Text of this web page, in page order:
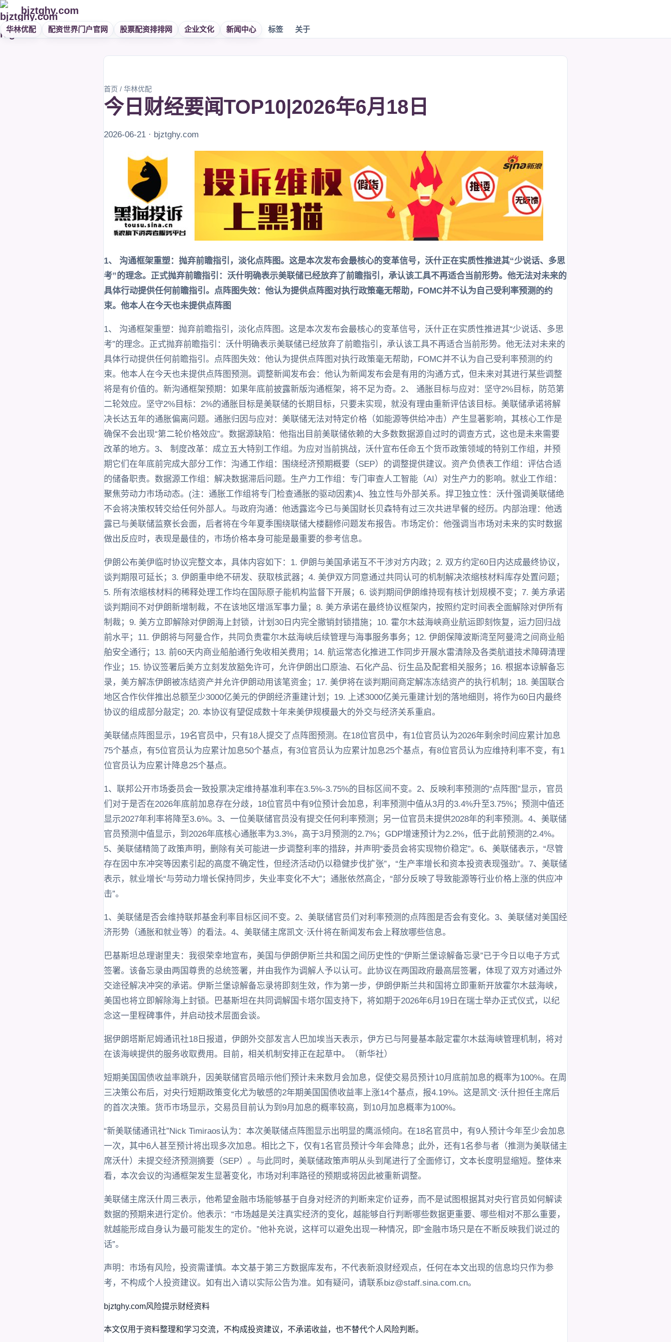
bjztghy.com
华林优配 配资世界门户官网 股票配资排排网 企业文化 新闻中心 标签 关于
首页 / 华林优配
今日财经要闻TOP10|2026年6月18日
2026-06-21 · bjztghy.com
1、 沟通框架重塑：抛弃前瞻指引，淡化点阵图。这是本次发布会最核心的变革信号，沃什正在实质性推进其“少说话、多思
考”的理念。正式抛弃前瞻指引：沃什明确表示美联储已经放弃了前瞻指引，承认该工具不再适合当前形势。他无法对未来的
具体行动提供任何前瞻指引。点阵图失效：他认为提供点阵图对执行政策毫无帮助，FOMC并不认为自己受利率预测的约
束。他本人在今天也未提供点阵图
1、 沟通框架重塑：抛弃前瞻指引，淡化点阵图。这是本次发布会最核心的变革信号，沃什正在实质性推进其“少说话、多思
考”的理念。正式抛弃前瞻指引：沃什明确表示美联储已经放弃了前瞻指引，承认该工具不再适合当前形势。他无法对未来的
具体行动提供任何前瞻指引。点阵图失效：他认为提供点阵图对执行政策毫无帮助，FOMC并不认为自己受利率预测的约
束。他本人在今天也未提供点阵图预测。调整新闻发布会：他认为新闻发布会是有用的沟通方式，但未来对其进行某些调整
将是有价值的。新沟通框架预期：如果年底前披露新版沟通框架，将不足为奇。2、 通胀目标与应对：坚守2%目标，防范第
二轮效应。坚守2%目标：2%的通胀目标是美联储的长期目标，只要未实现，就没有理由重新评估该目标。美联储承诺将解
决长达五年的通胀偏离问题。通胀归因与应对：美联储无法对特定价格（如能源等供给冲击）产生显著影响，其核心工作是
确保不会出现“第二轮价格效应”。数据源缺陷：他指出目前美联储依赖的大多数数据源自过时的调查方式，这也是未来需要
改革的地方。3、 制度改革：成立五大特别工作组。为应对当前挑战，沃什宣布任命五个货币政策领域的特别工作组，并预
期它们在年底前完成大部分工作：沟通工作组：围绕经济预期概要（SEP）的调整提供建议。资产负债表工作组：评估合适
的储备职责。数据源工作组：解决数据滞后问题。生产力工作组：专门审查人工智能（AI）对生产力的影响。就业工作组：
聚焦劳动力市场动态。(注：通胀工作组将专门检查通胀的驱动因素)4、独立性与外部关系。捍卫独立性：沃什强调美联储绝
不会将决策权转交给任何外部人。与政府沟通：他透露迄今已与美国财长贝森特有过三次共进早餐的经历。内部治理：他透
露已与美联储监察长会面，后者将在今年夏季围绕联储大楼翻修问题发布报告。市场定价：他强调当市场对未来的实时数据
做出反应时，表现是最佳的，市场价格本身可能是最重要的参考信息。
伊朗公布美伊临时协议完整文本，具体内容如下：1. 伊朗与美国承诺互不干涉对方内政；2. 双方约定60日内达成最终协议，
谈判期限可延长；3. 伊朗重申绝不研发、获取核武器；4. 美伊双方同意通过共同认可的机制解决浓缩核材料库存处置问题；
5. 所有浓缩核材料的稀释处理工作均在国际原子能机构监督下开展；6. 谈判期间伊朗维持现有核计划规模不变；7. 美方承诺
谈判期间不对伊朗新增制裁，不在该地区增派军事力量；8. 美方承诺在最终协议框架内，按照约定时间表全面解除对伊所有
制裁；9. 美方立即解除对伊朗海上封锁，计划30日内完全撤销封锁措施；10. 霍尔木兹海峡商业航运即刻恢复，运力回归战
前水平；11. 伊朗将与阿曼合作，共同负责霍尔木兹海峡后续管理与海事服务事务；12. 伊朗保障波斯湾至阿曼湾之间商业船
舶安全通行；13. 前60天内商业船舶通行免收相关费用；14. 航运常态化推进工作同步开展水雷清除及各类航道技术障碍清理
作业；15. 协议签署后美方立刻发放豁免许可，允许伊朗出口原油、石化产品、衍生品及配套相关服务；16. 根据本谅解备忘
录，美方解冻伊朗被冻结资产并允许伊朗动用该笔资金；17. 美伊将在谈判期间商定解冻冻结资产的执行机制；18. 美国联合
地区合作伙伴推出总额至少3000亿美元的伊朗经济重建计划；19. 上述3000亿美元重建计划的落地细则，将作为60日内最终
协议的组成部分敲定；20. 本协议有望促成数十年来美伊规模最大的外交与经济关系重启。
美联储点阵图显示，19名官员中，只有18人提交了点阵图预测。在18位官员中，有1位官员认为2026年剩余时间应累计加息
75个基点，有5位官员认为应累计加息50个基点，有3位官员认为应累计加息25个基点，有8位官员认为应维持利率不变，有1
位官员认为应累计降息25个基点。
1、联邦公开市场委员会一致投票决定维持基准利率在3.5%-3.75%的目标区间不变。2、反映利率预测的“点阵图”显示，官员
们对于是否在2026年底前加息存在分歧，18位官员中有9位预计会加息，利率预测中值从3月的3.4%升至3.75%；预测中值还
显示2027年利率将降至3.6%。3、一位美联储官员没有提交任何利率预测；另一位官员未提供2028年的利率预测。4、美联储
官员预测中值显示，到2026年底核心通胀率为3.3%，高于3月预测的2.7%；GDP增速预计为2.2%，低于此前预测的2.4%。
5、美联储精简了政策声明，删除有关可能进一步调整利率的措辞，并声明“委员会将实现物价稳定”。6、美联储表示，“尽管
存在因中东冲突等因素引起的高度不确定性，但经济活动仍以稳健步伐扩张”，“生产率增长和资本投资表现强劲”。7、美联储
表示，就业增长“与劳动力增长保持同步，失业率变化不大”；通胀依然高企，“部分反映了导致能源等行业价格上涨的供应冲
击”。
1、美联储是否会维持联邦基金利率目标区间不变。2、美联储官员们对利率预测的点阵图是否会有变化。3、美联储对美国经
济形势（通胀和就业等）的看法。4、美联储主席凯文·沃什将在新闻发布会上释放哪些信息。
巴基斯坦总理谢里夫：我很荣幸地宣布，美国与伊朗伊斯兰共和国之间历史性的“伊斯兰堡谅解备忘录”已于今日以电子方式
签署。该备忘录由两国尊贵的总统签署，并由我作为调解人予以认可。此协议在两国政府最高层签署，体现了双方对通过外
交途径解决冲突的承诺。伊斯兰堡谅解备忘录将即刻生效，作为第一步，伊朗伊斯兰共和国将立即重新开放霍尔木兹海峡，
美国也将立即解除海上封锁。巴基斯坦在共同调解国卡塔尔国支持下，将如期于2026年6月19日在瑞士举办正式仪式，以纪
念这一里程碑事件，并启动技术层面会谈。
据伊朗塔斯尼姆通讯社18日报道，伊朗外交部发言人巴加埃当天表示，伊方已与阿曼基本敲定霍尔木兹海峡管理机制，将对
在该海峡提供的服务收取费用。目前，相关机制安排正在起草中。（新华社）
短期美国国债收益率跳升，因美联储官员暗示他们预计未来数月会加息，促使交易员预计10月底前加息的概率为100%。在周
三决策公布后，对央行短期政策变化尤为敏感的2年期美国国债收益率上涨14个基点，报4.19%。这是凯文·沃什担任主席后
的首次决策。货币市场显示，交易员目前认为到9月加息的概率较高，到10月加息概率为100%。
“新美联储通讯社”Nick Timiraos认为：本次美联储点阵图显示出明显的鹰派倾向。在18名官员中，有9人预计今年至少会加息
一次，其中6人甚至预计将出现多次加息。相比之下，仅有1名官员预计今年会降息；此外，还有1名参与者（推测为美联储主
席沃什）未提交经济预测摘要（SEP）。与此同时，美联储政策声明从头到尾进行了全面修订，文本长度明显缩短。整体来
看，本次会议的沟通框架发生显著变化，市场对利率路径的预期或将因此被重新调整。
美联储主席沃什周三表示，他希望金融市场能够基于自身对经济的判断来定价证券，而不是试图根据其对央行官员如何解读
数据的预期来进行定价。他表示：“市场越是关注真实经济的变化，越能够自行判断哪些数据更重要、哪些相对不那么重要，
就越能形成自身认为最可能发生的定价。”他补充说，这样可以避免出现一种情况，即“金融市场只是在不断反映我们说过的
话”。
声明：市场有风险，投资需谨慎。本文基于第三方数据库发布，不代表新浪财经观点，任何在本文出现的信息均只作为参
考，不构成个人投资建议。如有出入请以实际公告为准。如有疑问，请联系biz@staff.sina.com.cn。
bjztghy.com风险提示财经资料
本文仅用于资料整理和学习交流，不构成投资建议，不承诺收益，也不替代个人风险判断。